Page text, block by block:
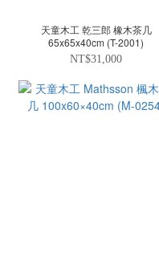
天童木工 乾三郎 橡木茶几
65x65x40cm (T-2001)
NT$31,000